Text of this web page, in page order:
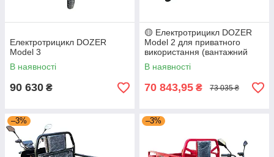
Електротрицикл DOZER
Model 3
В наявності
90 630 ₴
🟡 Електротрицикл DOZER
Model 2 для приватного
використання (вантажний
В наявності
70 843,95 ₴ 73 035 ₴
–3% –3%